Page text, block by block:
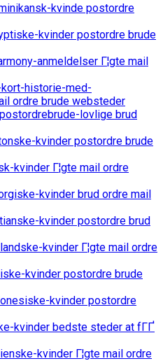
kvinde postordre
kvinder postordre brude
anmeldelser Г¦gte mail
historie-med-
ordre brude websteder
lovlige brud
kvinder postordre brude
kvinder Г¦gte mail ordre
kvinder brud ordre mail
kvinder postordre brud
kvinder Г¦gte mail ordre
kvinder postordre brude
kvinder postordre
kvinder bedste steder at fГҐ
kvinder Г¦gte mail ordre